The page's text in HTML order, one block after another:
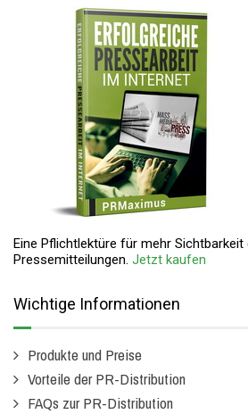
Eine Pflichtlektüre für mehr Sichtbarkeit
Pressemitteilungen. Jetzt kaufen
Wichtige Informationen
Produkte und Preise
Vorteile der PR-Distribution
FAQs zur PR-Distribution